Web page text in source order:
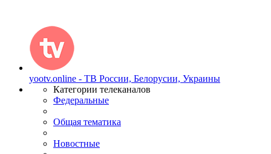
yootv.online - ТВ России, Белорусии, Украины
Категории телеканалов
Федеральные
Общая тематика
Новостные